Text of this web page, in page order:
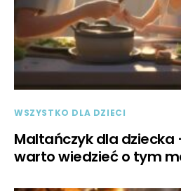
WSZYSTKO DLA DZIECI
Maltańczyk dla dziecka
warto wiedzieć o tym